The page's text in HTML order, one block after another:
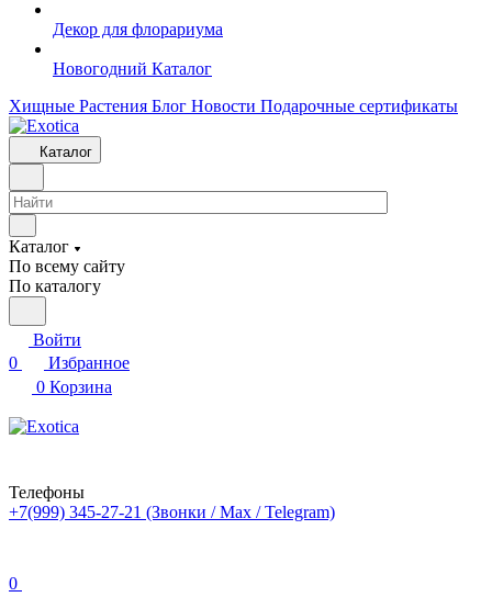
Декор для флорариума
Новогодний Каталог
Хищные Растения Блог Новости Подарочные сертификаты
Каталог
Каталог
По всему сайту
По каталогу
Войти
0
Избранное
0 Корзина
Телефоны
+7(999) 345-27-21 (Звонки / Max / Telegram)
0